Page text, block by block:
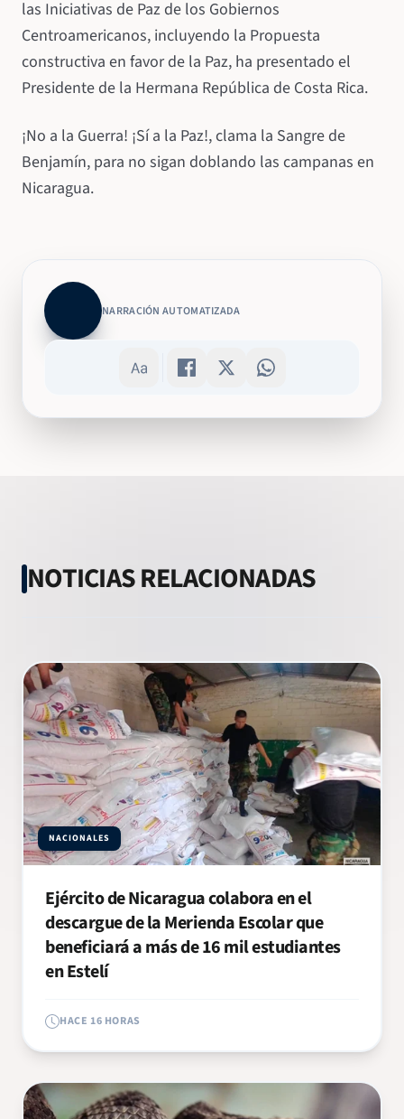
las Iniciativas de Paz de los Gobiernos
Centroamericanos, incluyendo la Propuesta
constructiva en favor de la Paz, ha presentado el
Presidente de la Hermana República de Costa Rica.
¡No a la Guerra! ¡Sí a la Paz!, clama la Sangre de
Benjamín, para no sigan doblando las campanas en
Nicaragua.
NARRACIÓN AUTOMATIZADA
NOTICIAS RELACIONADAS
NACIONALES
Ejército de Nicaragua colabora en el
descargue de la Merienda Escolar que
beneficiará a más de 16 mil estudiantes
en Estelí
HACE 16 HORAS